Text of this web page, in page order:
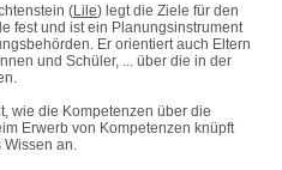
(Lile) legt die Ziele für den
fest und ist ein Planungsinstrument
Er orientiert auch Eltern
und Schüler, ... über die in der
wie die Kompetenzen über die
Erwerb von Kompetenzen knüpft
Wissen an.